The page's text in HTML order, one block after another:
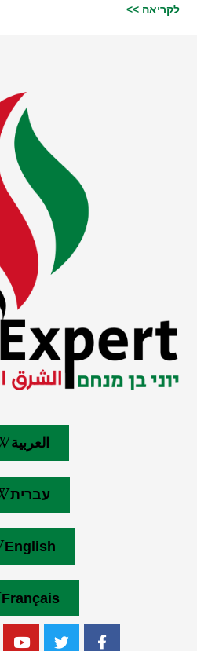
לקריאה >>
العربية
עברית
English
Français